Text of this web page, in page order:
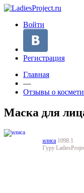
Войти
Регистрация
Главная
—
Отзывы о
Маска для
илиса 1098.1
Гуру